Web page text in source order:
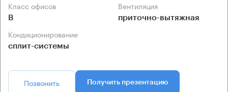
Класс офисов
B
Вентиляция
приточно-вытяжная
Кондиционирование
сплит-системы
Позвонить Получить презентацию